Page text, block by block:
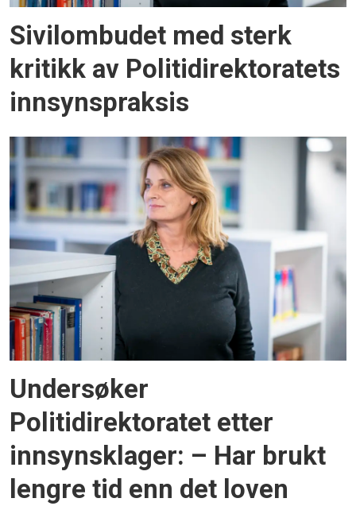
Sivilombudet med sterk
kritikk av Politidirektoratets
innsynspraksis
Undersøker
Politidirektoratet etter
innsynsklager: – Har brukt
lengre tid enn det loven